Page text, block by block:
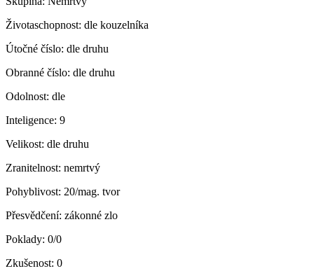
Životaschopnost: dle kouzelníka
Útočné číslo: dle druhu
Obranné číslo: dle druhu
Odolnost: dle
Inteligence: 9
Velikost: dle druhu
Zranitelnost: nemrtvý
Pohyblivost: 20/mag. tvor
Přesvědčení: zákonné zlo
Poklady: 0/0
Zkušenost: 0